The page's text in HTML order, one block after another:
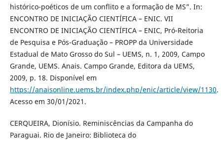
histórico-poéticos de um conflito e a formação de MS”. In:
ENCONTRO DE INICIAÇÃO CIENTÍFICA – ENIC. VII
ENCONTRO DE INICIAÇÃO CIENTÍFICA – ENIC, Pró-Reitoria
de Pesquisa e Pós-Graduação – PROPP da Universidade
Estadual de Mato Grosso do Sul – UEMS, n. 1, 2009, Campo
Grande, UEMS. Anais. Campo Grande, Editora da UEMS,
2009, p. 18. Disponível em
https://anaisonline.uems.br/index.php/enic/article/view/1130.
Acesso em 30/01/2021.
CERQUEIRA, Dionísio. Reminiscências da Campanha do
Paraguai. Rio de Janeiro: Biblioteca do